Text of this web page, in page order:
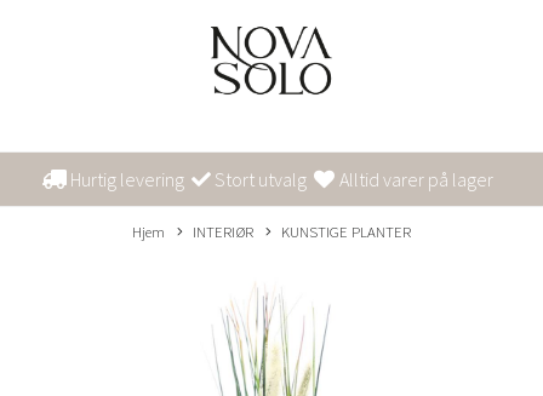
Hurtig levering Stort utvalg Alltid varer på lager
Hjem INTERIØR KUNSTIGE PLANTER